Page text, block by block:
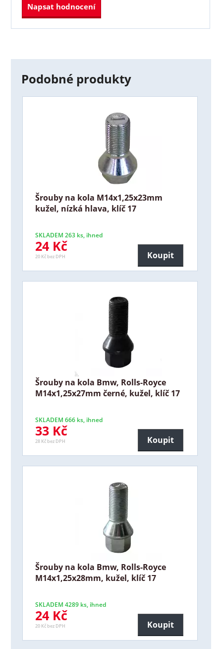
Napsat hodnocení
Podobné produkty
Šrouby na kola M14x1,25x23mm
kužel, nízká hlava, klíč 17
SKLADEM 263 ks, ihned
24 Kč
20 Kč bez DPH Koupit
Šrouby na kola Bmw, Rolls-Royce
M14x1,25x27mm černé, kužel, klíč 17
SKLADEM 666 ks, ihned
33 Kč
28 Kč bez DPH Koupit
Šrouby na kola Bmw, Rolls-Royce
M14x1,25x28mm, kužel, klíč 17
SKLADEM 4289 ks, ihned
24 Kč
20 Kč bez DPH Koupit